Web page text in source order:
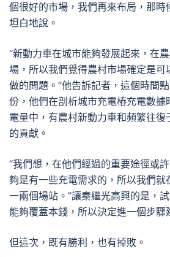
個很好的市場，我們再來布局，那時
坦白地說。
“新動力車在城市能夠發展起來，在
場，所以我們覺得農村市場確定是可
做的問題。”他告訴記者，這個時間
份，他們在剖析城市充電樁充電數據
電量中，有農村新動力車和頻繁往
的貢獻。
“我們想，在他們經過的重要途徑或
夠是有一些充電需求的，所以我們就
一兩個場站。”讓秦繼光高興的是，
能夠覆蓋本錢，所以決定進一個步驟
但這次，既有勝利，也有掉敗。